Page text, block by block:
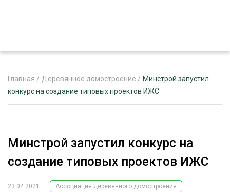
РЕКЛАМОДАТЕЛЯМ
Главная / Деревянное домостроение / Минстрой запустил
конкурс на создание типовых проектов ИЖС
Минстрой запустил конкурс на
создание типовых проектов ИЖС
23.04.2021 Ассоциация деревянного домостроения